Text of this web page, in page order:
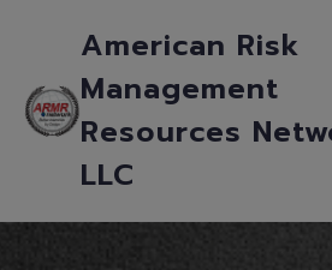
American Risk
Management
Resources
LLC